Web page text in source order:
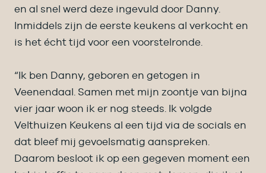
en al snel werd deze ingevuld door Danny.
Inmiddels zijn de eerste keukens al verkocht en
is het écht tijd voor een voorstelronde.
“Ik ben Danny, geboren en getogen in
Veenendaal. Samen met mijn zoontje van bijna
vier jaar woon ik er nog steeds. Ik volgde
Velthuizen Keukens al een tijd via de socials en
dat bleef mij gevoelsmatig aanspreken.
Daarom besloot ik op een gegeven moment een